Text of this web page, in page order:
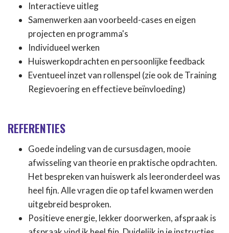
Interactieve uitleg
Samenwerken aan voorbeeld-cases en eigen
projecten en programma's
Individueel werken
Huiswerkopdrachten en persoonlijke feedback
Eventueel inzet van rollenspel (zie ook de Training
Regievoering en effectieve beïnvloeding)
REFERENTIES
Goede indeling van de cursusdagen, mooie
afwisseling van theorie en praktische opdrachten.
Het bespreken van huiswerk als leeronderdeel was
heel fijn. Alle vragen die op tafel kwamen werden
uitgebreid besproken.
Positieve energie, lekker doorwerken, afspraak is